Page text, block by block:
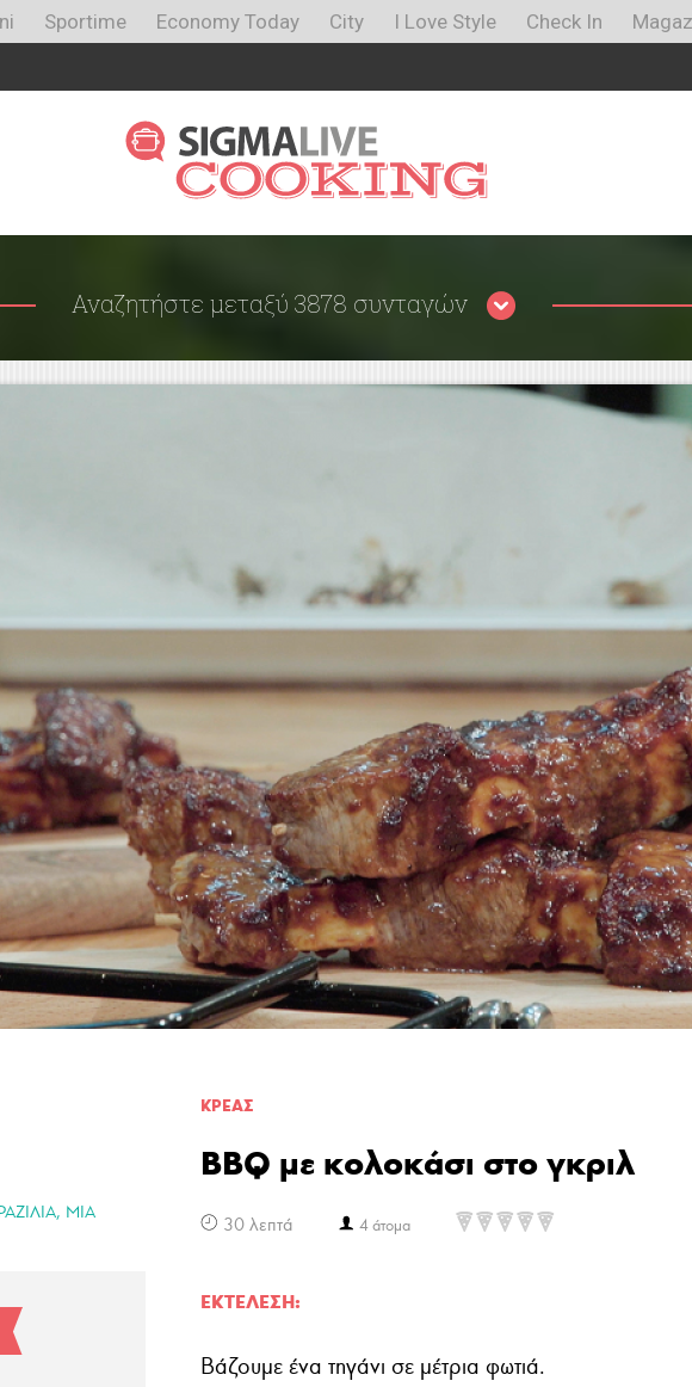
Sportime Economy Today City I Love Style Check In
Αναζητήστε μεταξύ 3878 συνταγών
Πουλερικά Θαλασσινά Λαχανικά Ζυμαρικά Γλυκά
, ΜΙΑ
ΚΡΕΑΣ
BBQ με κoλοκάσι στο γκριλ
30 λεπτά 4 άτομα
ΕΚΤΈΛΕΣΗ:
Βάζουμε ένα τηγάνι σε μέτρια φωτιά.